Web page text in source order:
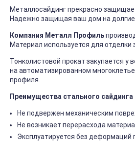
Металлосайдинг прекрасно
Надежно защищая ваш дом на
Компания Металл Профиль
Материал используется для
Тонколистовой прокат закупается
на автоматизированном
профиля.
Преимущества стального
Не подвержен механическим
Не возникает перерасхода
Эксплуатируется без деформаций